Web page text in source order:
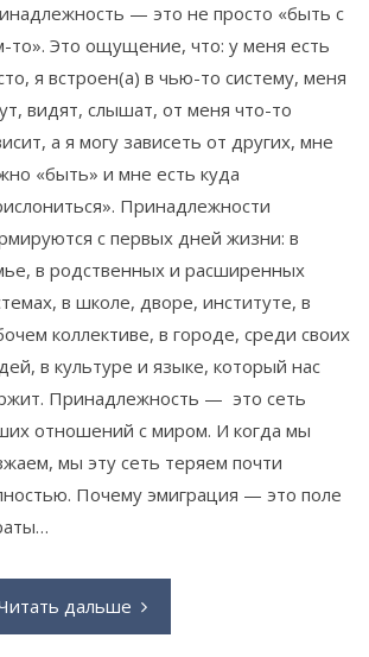
— это не просто «быть с
то». Это ощущение, что: у меня есть
я встроен(а) в чью-то систему, меня
видят, слышат, от меня что-то
а я могу зависеть от других, мне
«быть» и мне есть куда
Принадлежности
с первых дней жизни: в
в родственных и расширенных
в школе, дворе, институте, в
коллективе, в городе, среди своих
в культуре и языке, который нас
Принадлежность — это сеть
отношений с миром. И когда мы
мы эту сеть теряем почти
Почему эмиграция — это поле
дальше